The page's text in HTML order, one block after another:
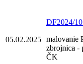
05.02.2025
DF2024/
malovanie
zbrojnica -
ČK